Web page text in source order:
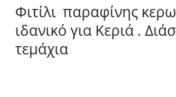
Φιτίλι παραφίνης
ιδανικό για Κεριά .
τεμάχια